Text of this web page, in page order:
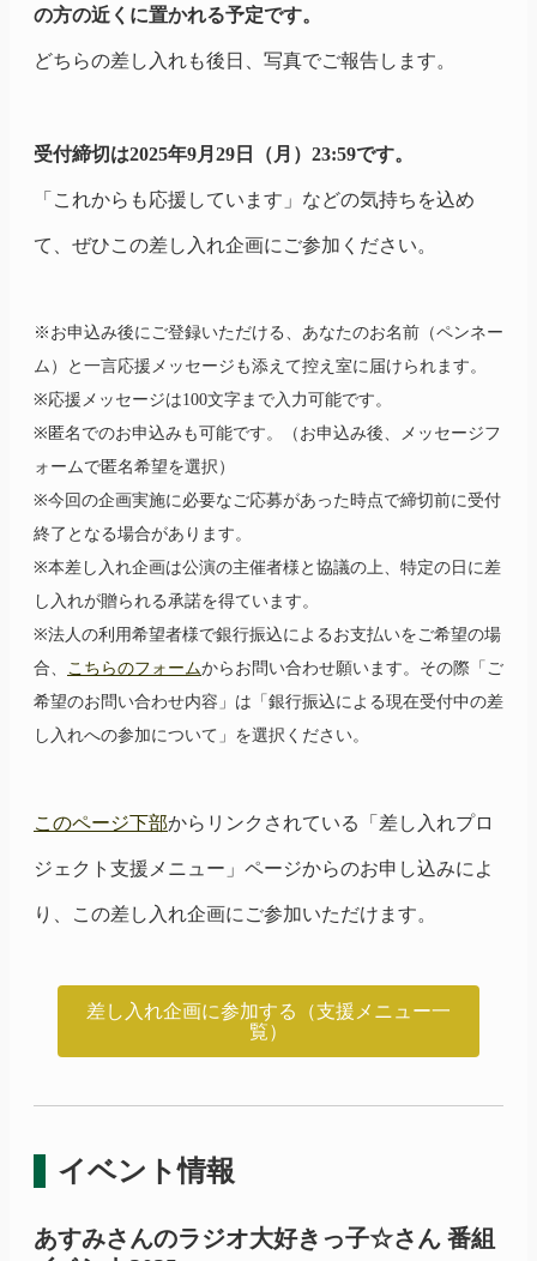
の方の近くに置かれる予定です。
どちらの差し入れも後日、写真でご報告します。
受付締切は2025年9月29日（月）23:59です。
「これからも応援しています」などの気持ちを込め
て、ぜひこの差し入れ企画にご参加ください。
※お申込み後にご登録いただける、あなたのお名前（ペンネー
ム）と一言応援メッセージも添えて控え室に届けられます。
※応援メッセージは100文字まで入力可能です。
※匿名でのお申込みも可能です。（お申込み後、メッセージフ
ォームで匿名希望を選択）
※今回の企画実施に必要なご応募があった時点で締切前に受付
終了となる場合があります。
※本差し入れ企画は公演の主催者様と協議の上、特定の日に差
し入れが贈られる承諾を得ています。
※法人の利用希望者様で銀行振込によるお支払いをご希望の場
合、
こちらのフォームからお問い合わせ願います。その際「ご
希望のお問い合わせ内容」は「銀行振込による現在受付中の差
し入れへの参加について」を選択ください。
このページ下部からリンクされている「差し入れプロ
ジェクト支援メニュー」ページからのお申し込みによ
り、この差し入れ企画にご参加いただけます。
差し入れ企画に参加する（支援メニュー一
覧）
イベント情報
あすみさんのラジオ大好きっ子☆さん 番組